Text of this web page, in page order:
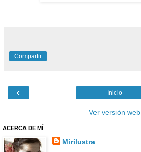
Compartir
‹ Inicio
Ver versión web
ACERCA DE MÍ
Mirilustra